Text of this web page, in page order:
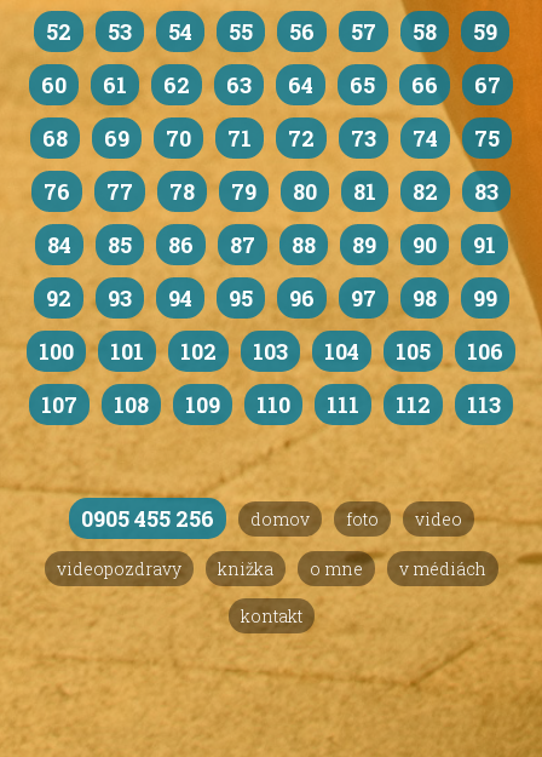
52
53 54 55 56 57 58
59
60
61 62 63 64 65 66
67
68
69 70 71 72 73 74
75
76
77 78 79 80 81 82
83
84
85 86 87 88 89 90
91
92
93 94 95 96 97 98
99
100
101 102 103 104 105
106
107
108 109 110 111 112 113
0905 455 256 domov foto video
videopozdravy knižka o mne v médiách
kontakt